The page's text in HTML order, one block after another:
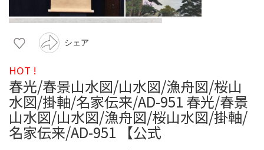
シェア
HOT !
春光/春景山水図/山水図/漁舟図/桜山
水図/掛軸/名家伝来/AD-951 春光/春景
山水図/山水図/漁舟図/桜山水図/掛軸/
名家伝来/AD-951 【公式